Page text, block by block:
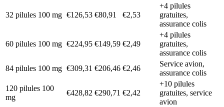
32 pilules 100 mg €126,53 €80,91 €2,53
+4 pilules
gratuites,
assurance colis
60 pilules 100 mg €224,95 €149,59 €2,49
+4 pilules
gratuites,
assurance colis
84 pilules 100 mg €309,31 €206,46 €2,46
Service avion,
assurance colis
120 pilules 100
mg
€428,82 €290,71 €2,42
+10 pilules
gratuites, service
avion